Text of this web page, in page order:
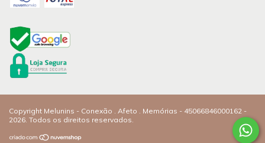
Copyright Melunins - Conexão . Afeto . Memórias - 45066846000162 -
2026. Todos os direitos reservados.